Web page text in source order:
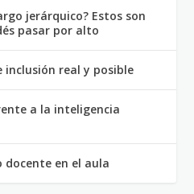
jerárquico? Estos son
pasar por alto
inclusión real y posible
a la inteligencia
en el aula